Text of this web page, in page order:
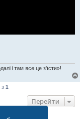
і там все це з'їсти»!
з 1
Перейти